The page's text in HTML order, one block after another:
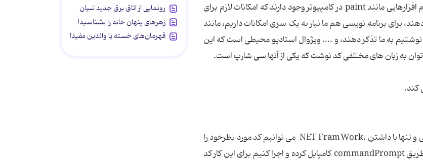
آیا تاکنون در کامپیوتر نقاشی کرده اید؟ برای کشیدن نقاشی نرم افزارهایی مانند paint در کامپیوتر وجود دارند که امکانات لازم برای
برای برنامه نویسی هم ما نیاز به یک سری امکانات داریم، مانند
نوشتیم به ما تذکر دهند، و .... ویژوال استادیو محیطی است که این
به زبان های مختلفی کد نوشت که یکی از آنها سی شارپ است.
کند.
باید بدانید که در سی شارپ ما بدون نیاز به داشتن ادیتور خاصی و تنها با داشتن .NET FramWork می توانیم کد مورد نظرخود را
درون محیطهای ساده ای مانند notepad تایپ کرده و آن را از طریق commandPrompt کامپایل کرده و اجرا کنیم برای این کار کد
رونمایی از اتاق برق جدید تبیان
زهرهای پنهان خانه را بشناسید!
قهرمان‌های خسته یا والدین مفید!